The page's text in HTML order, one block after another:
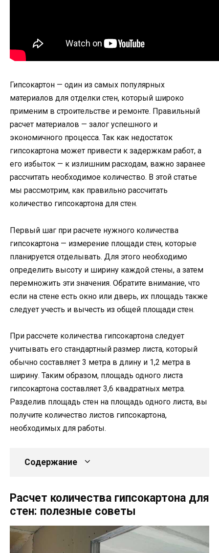
Гипсокартон — один из самых популярных
материалов для отделки стен, который широко
применим в строительстве и ремонте. Правильный
расчет материалов — залог успешного и
экономичного процесса. Так как недостаток
гипсокартона может привести к задержкам работ, а
его избыток — к излишним расходам, важно заранее
рассчитать необходимое количество. В этой статье
мы рассмотрим, как правильно рассчитать
количество гипсокартона для стен.
Первый шаг при расчете нужного количества
гипсокартона — измерение площади стен, которые
планируется отделывать. Для этого необходимо
определить высоту и ширину каждой стены, а затем
перемножить эти значения. Обратите внимание, что
если на стене есть окно или дверь, их площадь также
следует учесть и вычесть из общей площади стен.
При рассчете количества гипсокартона следует
учитывать его стандартный размер листа, который
обычно составляет 3 метра в длину и 1,2 метра в
ширину. Таким образом, площадь одного листа
гипсокартона составляет 3,6 квадратных метра.
Разделив площадь стен на площадь одного листа, вы
получите количество листов гипсокартона,
необходимых для работы.
Содержание
Расчет количества гипсокартона для
стен: полезные советы